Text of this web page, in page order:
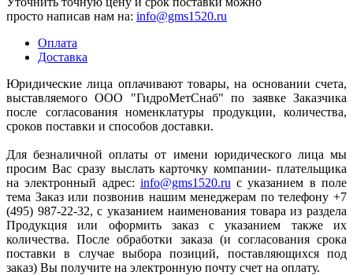
просто написав нам на: info@gms1520.ru
Оплата
Доставка
Юридические лица оплачивают товары, на основании счета,
выставляемого ООО "ГидроМетСнаб" по заявке Заказчика
после согласования номенклатуры продукции, количества,
сроков поставки и способов доставки.
Для безналичной оплаты от имени юридического лица мы
просим Вас сразу выслать карточку компании- плательщика
на электронный адрес: info@gms1520.ru с указанием в поле
тема Заказ или позвонив нашим менеджерам по телефону +7
(495) 987-22-32, с указанием наименования товара из раздела
Продукция или оформить заказ с указанием также их
количества. После обработки заказа (и согласования срока
поставки в случае выбора позиций, поставляющихся под
заказ) Вы получите на электронную почту счет на оплату.